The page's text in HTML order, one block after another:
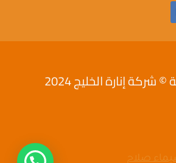
إنارة الخليج 2024
صلاح